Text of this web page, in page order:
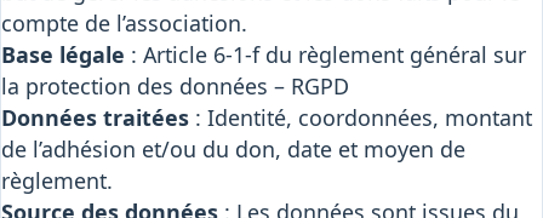
compte de l’association.
Base légale : Article 6-1-f du règlement général sur
la protection des données – RGPD
Données traitées : Identité, coordonnées, montant
de l’adhésion et/ou du don, date et moyen de
règlement.
Source des données : Les données sont issues du